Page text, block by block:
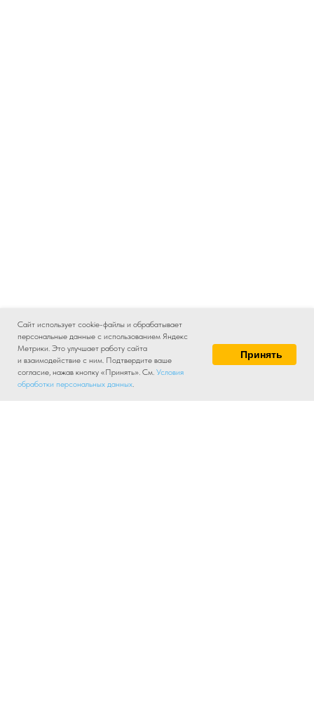
Сайт использует cookie-файлы и обрабатывает
персональные данные с использованием Яндекс
Метрики. Это улучшает работу сайта
и взаимодействие с ним. Подтвердите ваше
согласие, нажав кнопку «Принять». См. Условия
обработки персональных данных.
Принять